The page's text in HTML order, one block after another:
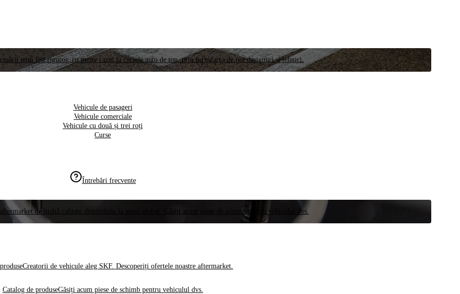
unui test riguros, cu meste cazul la cursele auto de top, prin furnizarea de noi designuri și tehnici.
Vehicule de pasageri
Vehicule comerciale
Vehicule cu două și trei roți
Curse
Întrebări frecvente
de înaltă calitate disponibile la nivel global. Găsiți acum piese de schimb pentru vehiculul dvs.
Creatorii de vehicule aleg SKF. Descoperiți ofertele noastre aftermarket.
Catalog de produseGăsiți acum piese de schimb pentru vehiculul dvs.